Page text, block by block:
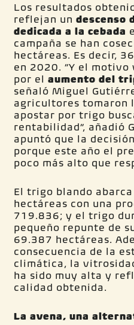
Los resultados
reflejan undescenso
dedicada a la cebada
campaña se han
hectáreas. Es decir,
en 2020. “Y el
por elaumento del
señaló Miguel
agricultores tomaron
apostar por trigo
rentabilidad”, añadió
apuntó que la
porque este año el
poco más alto que
El trigo blando
hectáreas con una
719.836; y el trigo
pequeño repunte de
69.387 hectáreas.
consecuencia de la
climática, la
ha sido muy alta y
calidad obtenida.
La avena, una